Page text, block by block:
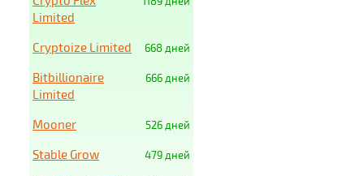
Limited
668 дней
Cryptoize Limited
666 дней
Bitbillionaire
Limited
526 дней
Mooner
479 дней
Stable Grow